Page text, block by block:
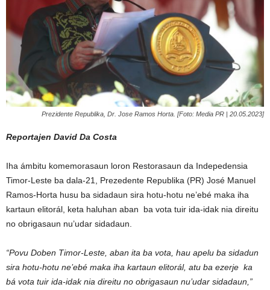
Prezidente Republika, Dr. Jose Ramos Horta. [Foto: Media PR | 20.05.2023]
Reportajen David Da Costa
Iha ámbitu komemorasaun loron Restorasaun da Indepedensia
Timor-Leste ba dala-21, Prezedente Republika (PR) José Manuel
Ramos-Horta husu ba sidadaun sira hotu-hotu ne’ebé maka iha
kartaun elitorál, keta haluhan aban ba vota tuir ida-idak nia direitu
no obrigasaun nu’udar sidadaun.
“Povu Doben Timor-Leste, aban ita ba vota, hau apelu ba sidadun
sira hotu-hotu ne’ebé maka iha kartaun elitorál, atu ba ezerje ka
bá vota tuir ida-idak nia direitu no obrigasaun nu’udar sidadaun,”